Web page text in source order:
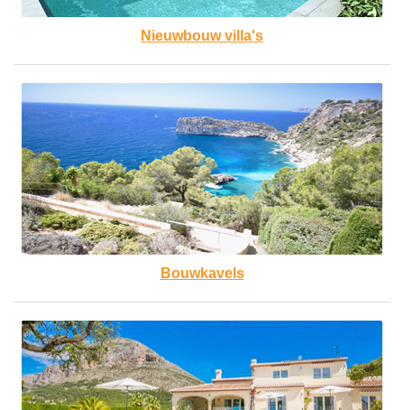
Nieuwbouw villa's
Bouwkavels